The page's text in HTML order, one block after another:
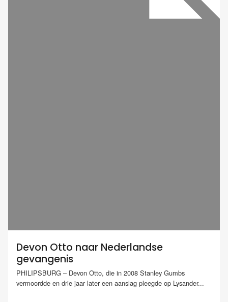
Devon Otto naar Nederlandse
gevangenis
PHILIPSBURG – Devon Otto, die in 2008 Stanley Gumbs
vermoordde en drie jaar later een aanslag pleegde op Lysander...